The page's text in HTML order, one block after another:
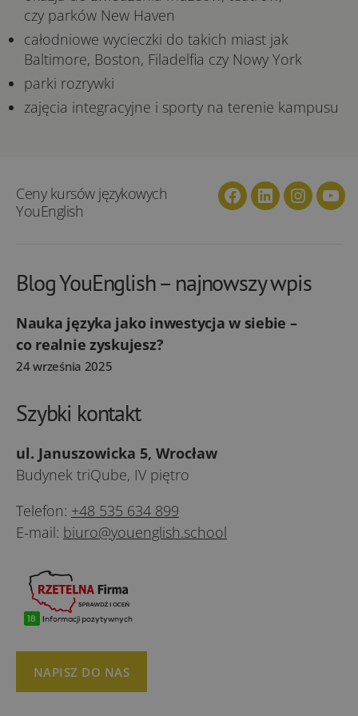
czy parków New Haven
całodniowe wycieczki do takich miast jak
Baltimore, Boston, Filadelfia czy Nowy York
parki rozrywki
zajęcia integracyjne i sporty na terenie kampusu
Ceny kursów językowych
YouEnglish
Facebook
Linkedin
Blog YouEnglish – najnowszy wpis
Nauka języka jako inwestycja w siebie –
co realnie zyskujesz?
24 września 2025
Szybki kontakt
ul. Januszowicka 5, Wrocław
Budynek triQube, IV piętro
Telefon: +48 535 634 899
E-mail: biuro@youenglish.school
NAPISZ DO NAS